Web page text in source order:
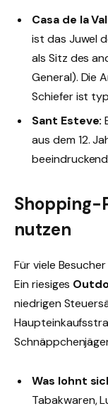
Casa de la
ist das Juwel
als Sitz des
General). Die
Schiefer ist
Sant Esteve:
aus dem 12.
Shopping-
nutzen
Für viele
Ein riesiges
niedrigen
Was lohnt
Tabakwaren,